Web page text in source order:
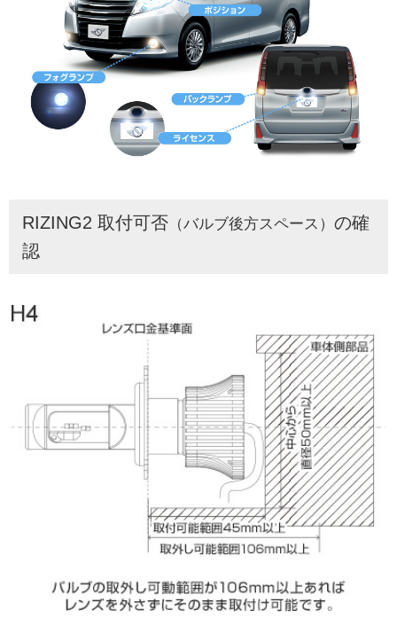
RIZING2 取付可否 （バルブ後方スペース） の確
認